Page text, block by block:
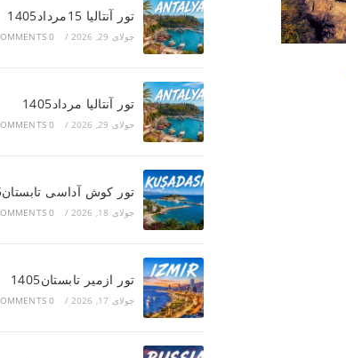
تور آنتالیا 15مرداد1405
جولای 29, 2026 /
0 COMMENTS
تور آنتالیا مرداد1405
جولای 29, 2026 /
0 COMMENTS
تور کوش آداسی تابستان1405
جولای 18, 2026 /
0 COMMENTS
تور ازمیر تابستان1405
جولای 17, 2026 /
0 COMMENTS